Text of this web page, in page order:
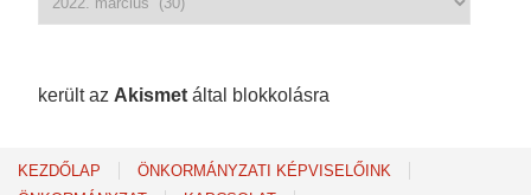
került az Akismet által blokkolásra
KEZDŐLAP
ÖNKORMÁNYZATI KÉPVISELŐINK